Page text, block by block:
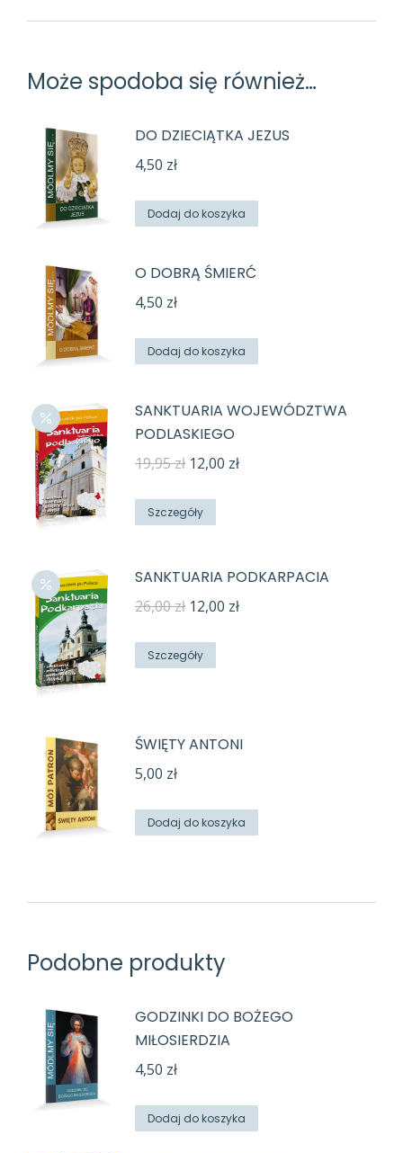
Może spodoba się również…
DO DZIECIĄTKA JEZUS
4,50 zł
Dodaj do koszyka
O DOBRĄ ŚMIERĆ
4,50 zł
Dodaj do koszyka
SANKTUARIA WOJEWÓDZTWA
PODLASKIEGO
19,95zł Pierwotna
wynosiła:
12,00 złAktualna
Szczegóły
SANKTUARIA PODKARPACIA
26,00zł Pierwotna
wynosiła:
12,00 złAktualna
Szczegóły
ŚWIĘTY ANTONI
5,00 zł
Dodaj do koszyka
Podobne produkty
GODZINKI DO BOŻEGO
MIŁOSIERDZIA
4,50 zł
Dodaj do koszyka